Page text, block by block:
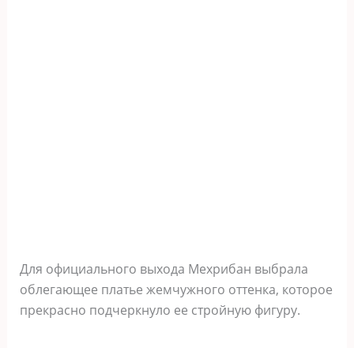
Для официального выхода Мехрибан выбрала
облегающее платье жемчужного оттенка, которое
прекрасно подчеркнуло ее стройную фигуру.